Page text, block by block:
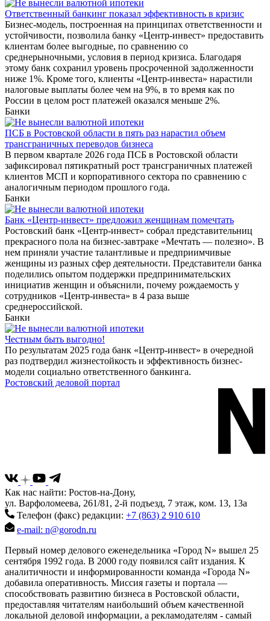
Ответственный банкинг показал эффективность в кризис
Бизнес-модель, построенная на принципах ответственности и
устойчивости, позволила банку «Центр-инвест» предоставить
клиентам более выгодные, по сравнению со
среднерыночными, условия в период кризиса. Благодаря
этому банк сохранил уровень просроченной задолженности
ниже 1%. Кроме того, клиенты «Центр-инвеста» нарастили
налоговые выплаты более чем на 9%, в то время как по
России в целом рост платежей оказался меньше 2%.
Банки
ПСБ в Ростовской области в пять раз нарастил объем
трансграничных переводов бизнеса
В первом квартале 2026 года ПСБ в Ростовской области
зафиксировал пятикратный рост трансграничных платежей
клиентов МСП и корпоративного сектора по сравнению с
аналогичным периодом прошлого года.
Банки
Банк «Центр-инвест» предложил женщинам помечтать
Ростовский банк «Центр-инвест» собрал представительниц
прекрасного пола на бизнес-завтраке «Мечтать — полезно». В
нем приняли участие талантливые и предприимчивые
женщины из разных сфер деятельности. Представители банка
поделились опытом поддержки предпринимательских
инициатив женщин и объяснили, почему рождаемость у
сотрудников «Центр-инвеста» в 4 раза выше
среднероссийской.
Банки
Честным быть выгодно!
По результатам 2025 года банк «Центр-инвест» в очередной
раз подтвердил жизнестойкость и эффективность бизнес-
модели социально ответственного банкинга.
Ростовский деловой портал
Как нас найти: Ростов-на-Дону,
ул. Варфоломеева, 261/81, 2-й подъезд, 7 этаж, ком. 13, 13а
Телефон (факс) редакции: +7 (863) 2 910 610
e-mail: n@gorodn.ru
Первый номер делового еженедельника «Город N» вышел 25
сентября 1992 года. В 2000 году появился сайт издания. К
аналитичности и информированности команда «Города N»
добавила оперативность. Миссия газеты и портала —
способствовать развитию бизнеса в Ростовской области,
предоставляя читателям наибольший объем качественной
локальной деловой информации, а рекламодателям - самый